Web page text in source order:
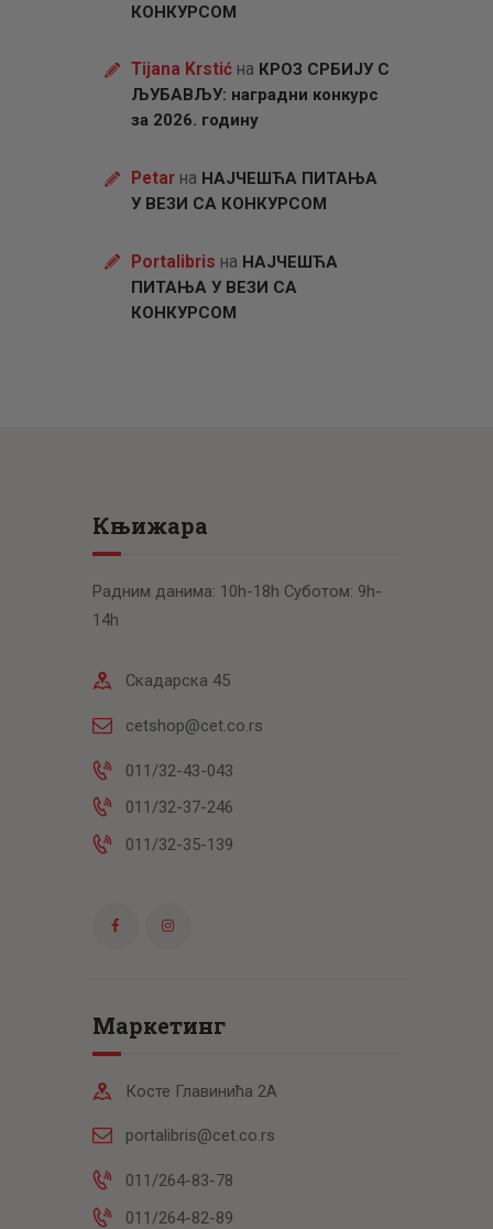
КОНКУРСОМ
Tijana Krstićна КРОЗ СРБИЈУ С
ЉУБАВЉУ: наградни конкурс
за 2026. годину
Petarна НАЈЧЕШЋА ПИТАЊА
У ВЕЗИ СА КОНКУРСОМ
Portalibris на НАЈЧЕШЋА
ПИТАЊА У ВЕЗИ СА
КОНКУРСОМ
Књижара
Радним данима: 10h-18h Суботом: 9h-
14h
Скадарска 45
cetshop@cet.co.rs
011/32-43-043
011/32-37-246
011/32-35-139
Маркетинг
Косте Главинића 2А
portalibris@cet.co.rs
011/264-83-78
011/264-82-89